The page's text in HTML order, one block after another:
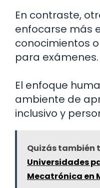
En contraste,
enfocarse más
conocimientos
para exámenes.
El enfoque
ambiente de
inclusivo y
Quizás también
Universidades
Mecatrónica en